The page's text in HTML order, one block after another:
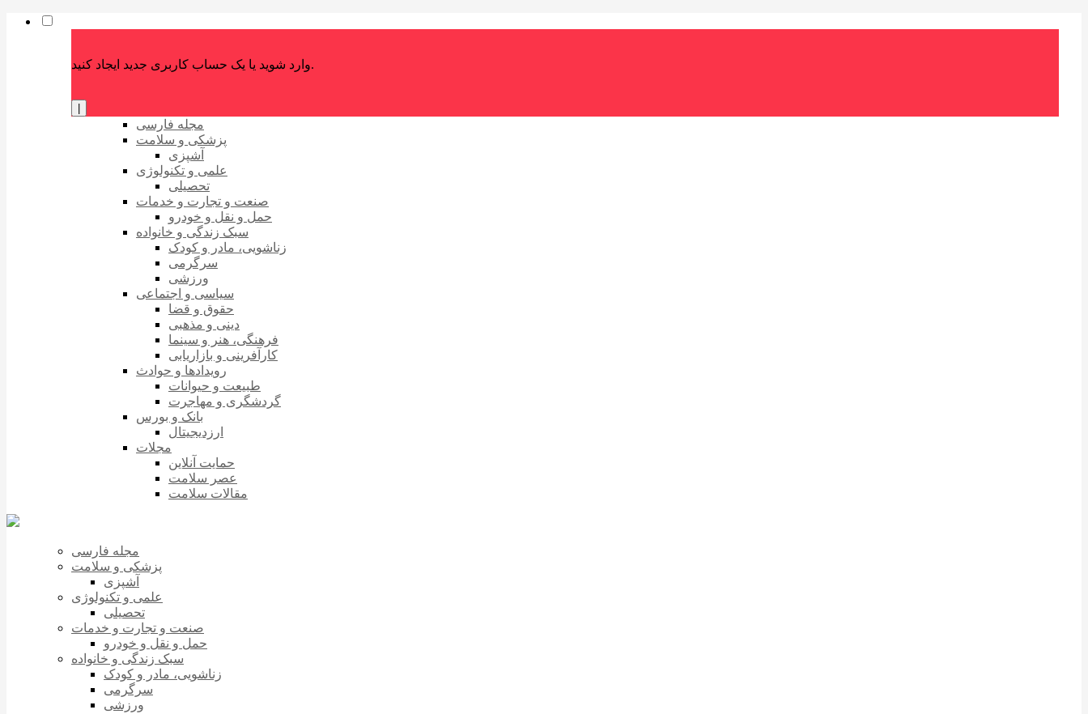
وارد شوید یا یک حساب کاربری جدید ایجاد کنید.
مجله فارسی
پزشکی و سلامت
آشپزی
علمی و تکنولوژی
تحصیلی
صنعت و تجارت و خدمات
حمل و نقل و خودرو
سبک زندگی و خانواده
زناشویی، مادر و کودک
سرگرمی
ورزشی
سیاسی و اجتماعی
حقوق و قضا
دینی و مذهبی
فرهنگی، هنر و سینما
کارآفرینی و بازاریابی
رویدادها و حوادث
طبیعت و حیوانات
گردشگری و مهاجرت
بانک و بورس
ارزدیجیتال
مجلات
حمایت آنلاین
عصر سلامت
مقالات سلامت
مجله فارسی
پزشکی و سلامت
آشپزی
علمی و تکنولوژی
تحصیلی
صنعت و تجارت و خدمات
حمل و نقل و خودرو
سبک زندگی و خانواده
زناشویی، مادر و کودک
سرگرمی
ورزشی